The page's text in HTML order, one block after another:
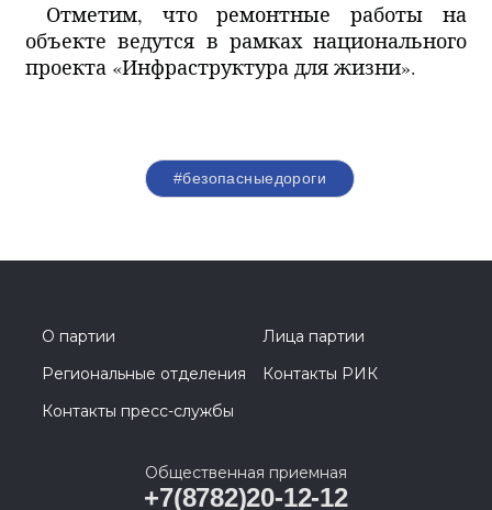
Отметим, что ремонтные работы на
объекте ведутся в рамках национального
проекта «Инфраструктура для жизни».
#безопасныедороги
О партии
Лица партии
Региональные отделения
Контакты РИК
Контакты пресс-службы
Общественная приемная
+7(8782)20-12-12